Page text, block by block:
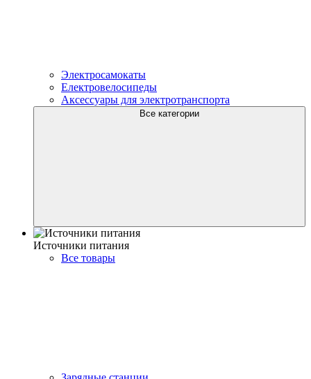
Электросамокаты
Електровелосипеды
Аксессуары для электротранспорта
Все категории
Источники питания
Все товары